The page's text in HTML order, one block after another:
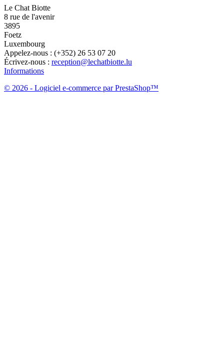
Le Chat Biotte
8 rue de l'avenir
3895
Foetz
Luxembourg
Appelez-nous : (+352) 26 53 07 20
Écrivez-nous : reception@lechatbiotte.lu
Informations
© 2026 - Logiciel e-commerce par PrestaShop™